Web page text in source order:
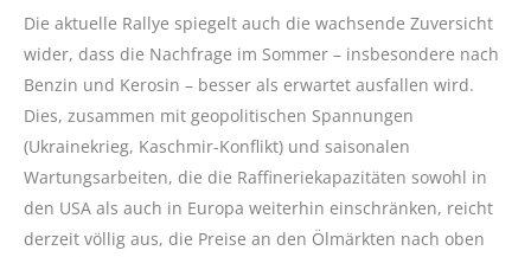
Die aktuelle Rallye spiegelt auch die wachsende Zuversicht
wider, dass die Nachfrage im Sommer – insbesondere nach
Benzin und Kerosin – besser als erwartet ausfallen wird.
Dies, zusammen mit geopolitischen Spannungen
(Ukrainekrieg, Kaschmir-Konflikt) und saisonalen
Wartungsarbeiten, die die Raffineriekapazitäten sowohl in
den USA als auch in Europa weiterhin einschränken, reicht
derzeit völlig aus, die Preise an den Ölmärkten nach oben